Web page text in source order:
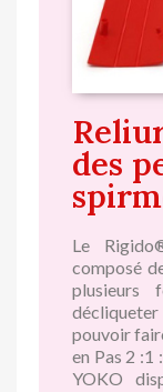
des
Le
composé
plusieurs
pouvoir
en Pas 2 :1
YOKO